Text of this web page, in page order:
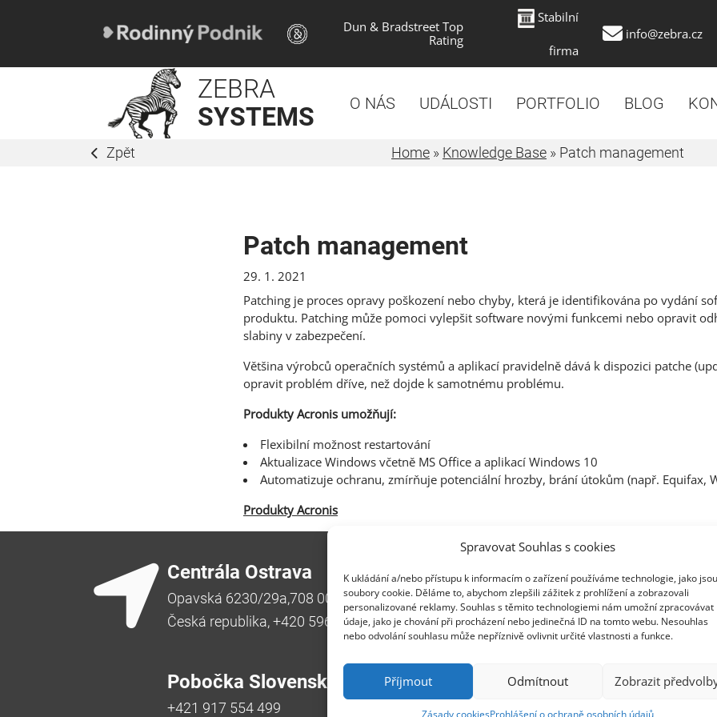
Spravovat Souhlas s cookies
K ukládání a/nebo přístupu k informacím o zařízení používáme technologie, jako jsou
soubory cookie. Děláme to, abychom zlepšili zážitek z prohlížení a zobrazovali
personalizované reklamy. Souhlas s těmito technologiemi nám umožní zpracovávat
údaje, jako je chování při procházení nebo jedinečná ID na tomto webu. Nesouhlas
nebo odvolání souhlasu může nepříznivě ovlivnit určité vlastnosti a funkce.
Příjmout Odmítnout Zobrazit
Zásady cookiesProhlášení o ochraně osobních údajů
Dun & Bradstreet Top
Rating
Stabilní
firma
info@zebra.cz
ZEBRA
SYSTEMS
O NÁS UDÁLOSTI PORTFOLIO BLOG
Zpět Home » Knowledge Base » Patch management
Patch management
29. 1. 2021
Patching je proces opravy poškození nebo chyby, která je identifikována po vydání
produktu. Patching může pomoci vylepšit software novými funkcemi nebo opravit
slabiny v zabezpečení.
Většina výrobců operačních systémů a aplikací pravidelně dává k dispozici patche
opravit problém dříve, než dojde k samotnému problému.
Produkty Acronis umožňují:
Flexibilní možnost restartování
Aktualizace Windows včetně MS Office a aplikací Windows 10
Automatizuje ochranu, zmírňuje potenciální hrozby, brání útokům (např. Equifax,
Produkty Acronis
Centrála Ostrava
Opavská 6230/29a,708 00 Ostrava-Poruba
Česká republika, +420 596 912 961,info@zebra.cz
Pobočka
Třída SNP
Česká
Pobočka Slovensko
+421 917 554 499
Pobočka
+385 99